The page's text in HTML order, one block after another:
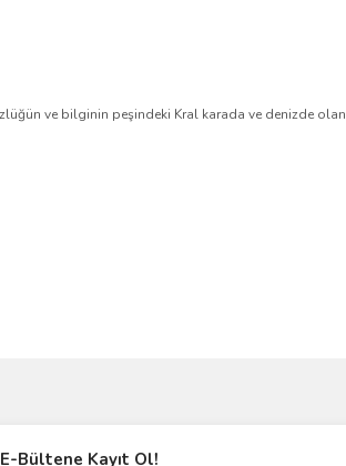
ve bilginin peşindeki Kral karada ve denizde olan
E-Bültene Kayıt Ol!